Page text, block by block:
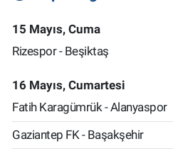
15 Mayıs, Cuma
Rizespor - Beşiktaş
16 Mayıs, Cumartesi
Fatih Karagümrük - Alanyaspor
Gaziantep FK - Başakşehir